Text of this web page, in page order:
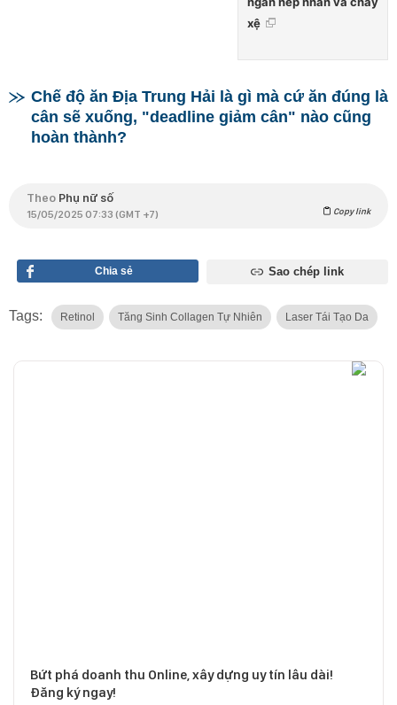
xệ
Chế độ ăn Địa Trung Hải là gì mà cứ ăn đúng là
cân sẽ xuống, "deadline giảm cân" nào cũng
hoàn thành?
Theo Phụ nữ số
15/05/2025 07:33 (GMT +7) Copy link
Chia sẻ Sao chép link
Tags: Retinol Tăng Sinh Collagen Tự Nhiên Laser Tái Tạo Da
Bứt phá doanh thu Online, xây dựng uy tín lâu dài!
Đăng ký ngay!